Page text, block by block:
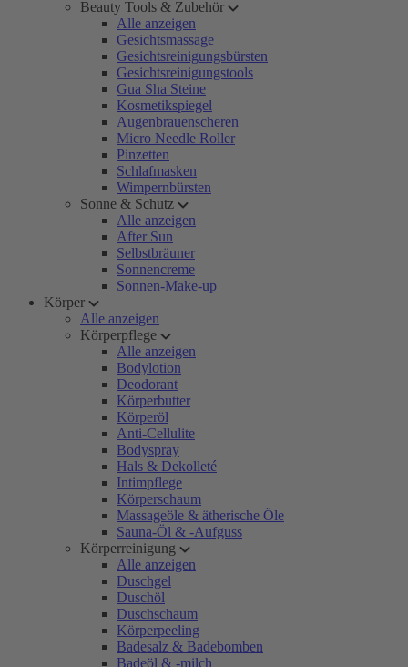
Beauty Tools & Zubehör
Alle anzeigen
Gesichtsmassage
Gesichtsreinigungsbürsten
Gesichtsreinigungstools
Gua Sha Steine
Kosmetikspiegel
Augenbrauenscheren
Micro Needle Roller
Pinzetten
Schlafmasken
Wimpernbürsten
Sonne & Schutz
Alle anzeigen
After Sun
Selbstbräuner
Sonnencreme
Sonnen-Make-up
Körper
Alle anzeigen
Körperpflege
Alle anzeigen
Bodylotion
Deodorant
Körperbutter
Körperöl
Anti-Cellulite
Bodyspray
Hals & Dekolleté
Intimpflege
Körperschaum
Massageöle & ätherische Öle
Sauna-Öl & -Aufguss
Körperreinigung
Alle anzeigen
Duschgel
Duschöl
Duschschaum
Körperpeeling
Badesalz & Badebomben
Badeöl & -milch